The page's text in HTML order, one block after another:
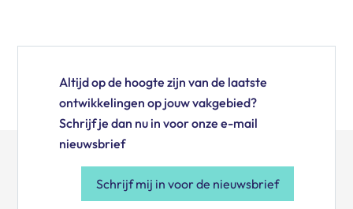
Altijd op de hoogte zijn van de laatste
ontwikkelingen op jouw vakgebied?
Schrijf je dan nu in voor onze e-mail
nieuwsbrief
Schrijf mij in voor de nieuwsbrief